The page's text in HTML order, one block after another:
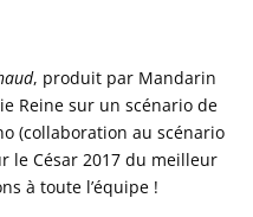
, produit par Mandarin
Reine sur un scénario de
(collaboration au scénario
le César 2017 du meilleur
à toute l’équipe !